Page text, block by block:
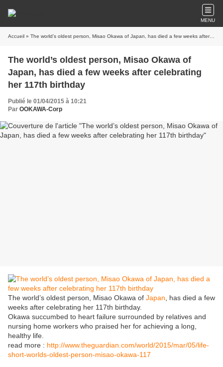
MENU
Accueil » The world’s oldest person, Misao Okawa of Japan, has died a few weeks after celebrating her 117th birthday
The world’s oldest person, Misao Okawa of
Japan, has died a few weeks after celebrating
her 117th birthday
Publié le 01/04/2015 à 10:21
Par OOKAWA-Corp
The world’s oldest person, Misao Okawa of Japan , has died a few
weeks after celebrating her 117th birthday.
Okawa succumbed to heart failure surrounded by relatives and
nursing home workers who praised her for achieving a long,
healthy life.
read more : http://www.theguardian.com/world/2015/mar/05/life-
short-worlds-oldest-person-misao-okawa-117